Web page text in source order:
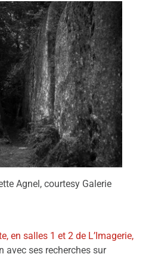
Agnel, courtesy Galerie
en salles 1 et 2 de L’Imagerie,
avec ses recherches sur